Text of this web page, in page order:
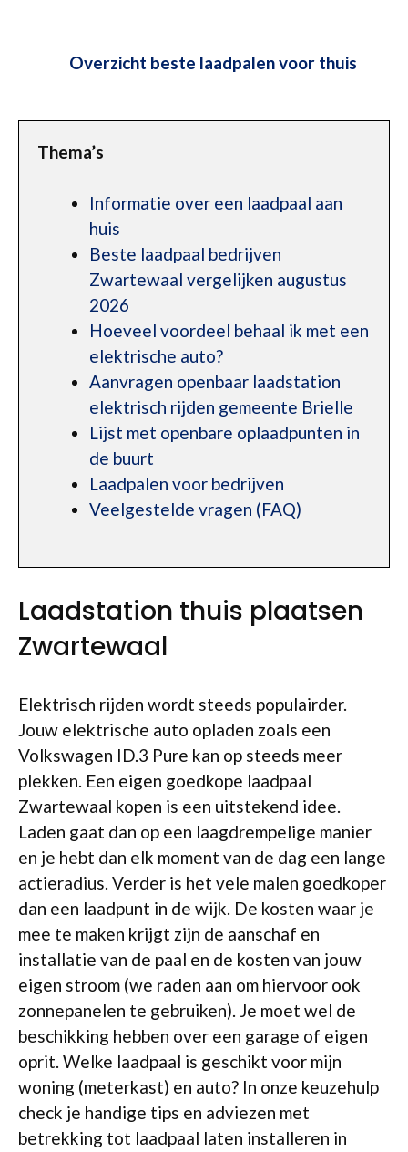
Overzicht beste laadpalen voor thuis
Thema’s
Informatie over een laadpaal aan
huis
Beste laadpaal bedrijven
Zwartewaal vergelijken augustus
2026
Hoeveel voordeel behaal ik met een
elektrische auto?
Aanvragen openbaar laadstation
elektrisch rijden gemeente Brielle
Lijst met openbare oplaadpunten in
de buurt
Laadpalen voor bedrijven
Veelgestelde vragen (FAQ)
Laadstation thuis plaatsen
Zwartewaal
Elektrisch rijden wordt steeds populairder.
Jouw elektrische auto opladen zoals een
Volkswagen ID.3 Pure kan op steeds meer
plekken. Een eigen goedkope laadpaal
Zwartewaal kopen is een uitstekend idee.
Laden gaat dan op een laagdrempelige manier
en je hebt dan elk moment van de dag een lange
actieradius. Verder is het vele malen goedkoper
dan een laadpunt in de wijk. De kosten waar je
mee te maken krijgt zijn de aanschaf en
installatie van de paal en de kosten van jouw
eigen stroom (we raden aan om hiervoor ook
zonnepanelen te gebruiken). Je moet wel de
beschikking hebben over een garage of eigen
oprit. Welke laadpaal is geschikt voor mijn
woning (meterkast) en auto? In onze keuzehulp
check je handige tips en adviezen met
betrekking tot laadpaal laten installeren in